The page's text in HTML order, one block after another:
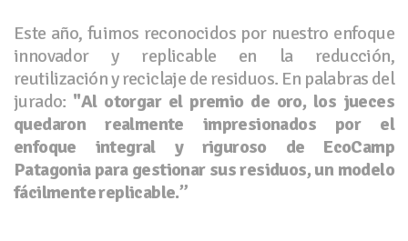
Este año, fuimos reconocidos por nuestro enfoque
innovador y replicable en la reducción,
reutilización y reciclaje de residuos. En palabras del
jurado: "Al otorgar el premio de oro, los jueces
quedaron realmente impresionados por el
enfoque integral y riguroso de EcoCamp
Patagonia para gestionar sus residuos, un modelo
fácilmente replicable.”